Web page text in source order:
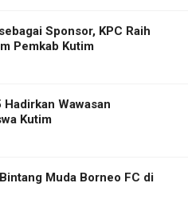
Sponsor, KPC Raih
Pemkab Kutim
Wawasan
Kutim
Muda Borneo FC di